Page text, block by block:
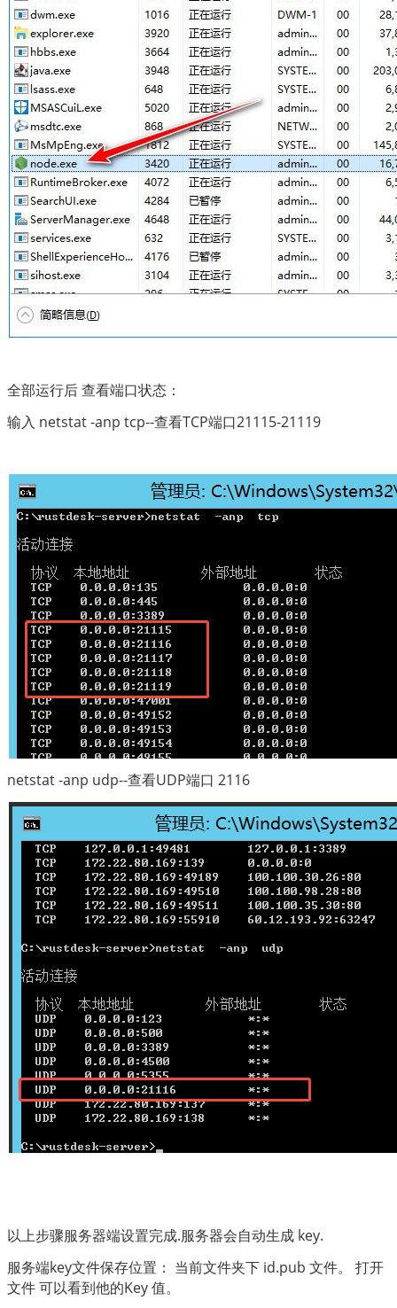
全部运行后 查看端口状态：
输入 netstat -anp tcp--查看TCP端口21115-21119
netstat -anp udp--查看UDP端口 2116
以上步骤服务器端设置完成.服务器会自动生成 key.
服务端key文件保存位置： 当前文件夹下 id.pub 文件。 打开
文件 可以看到他的Key 值。